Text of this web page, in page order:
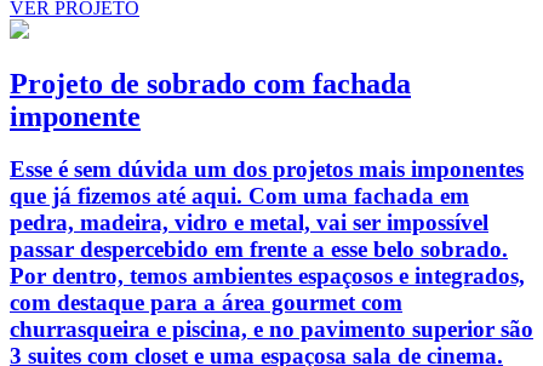
VER PROJETO
Projeto de sobrado com fachada
imponente
Esse é sem dúvida um dos projetos mais imponentes
que já fizemos até aqui. Com uma fachada em
pedra, madeira, vidro e metal, vai ser impossível
passar despercebido em frente a esse belo sobrado.
Por dentro, temos ambientes espaçosos e integrados,
com destaque para a área gourmet com
churrasqueira e piscina, e no pavimento superior são
3 suites com closet e uma espaçosa sala de cinema.